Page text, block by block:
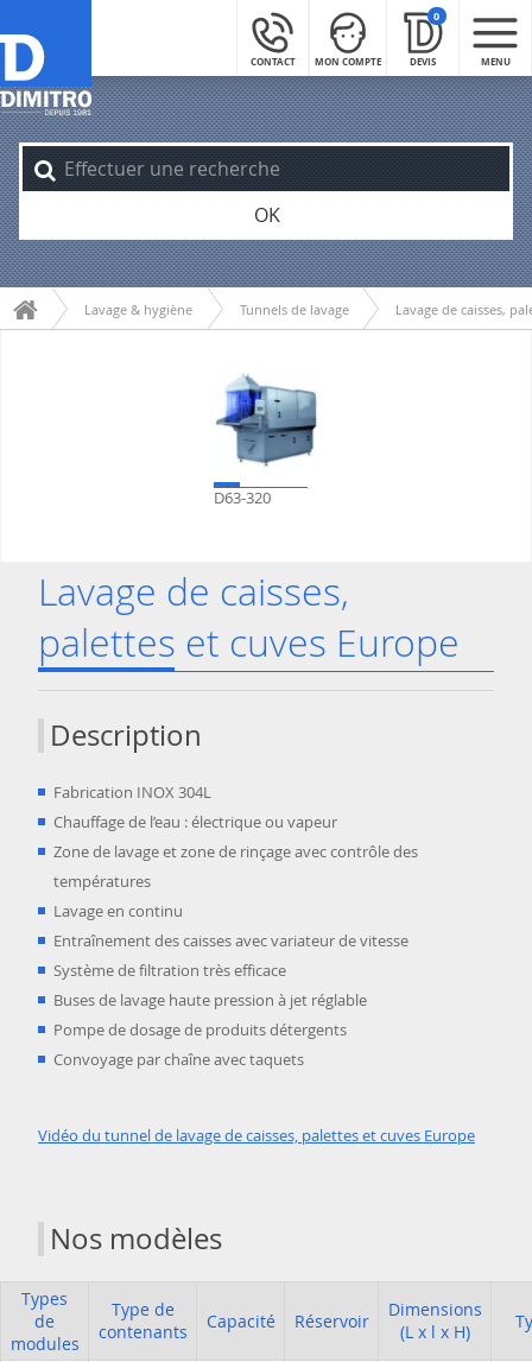
CONTACT MON COMPTE DEVIS
0
MENU
OK
Lavage & hygiène Tunnels de lavage Lavage de caisses,
D63-320
Lavage de caisses,
palettes et cuves Europe
Description
Fabrication INOX 304L
Chauffage de l’eau : électrique ou vapeur
Zone de lavage et zone de rinçage avec contrôle des
températures
Lavage en continu
Entraînement des caisses avec variateur de vitesse
Système de filtration très efficace
Buses de lavage haute pression à jet réglable
Pompe de dosage de produits détergents
Convoyage par chaîne avec taquets
Vidéo du tunnel de lavage de caisses, palettes et cuves Europe
Nos modèles
Types
de
modules
Type de
contenants
Capacité Réservoir
Dimensions
(L x l x H)